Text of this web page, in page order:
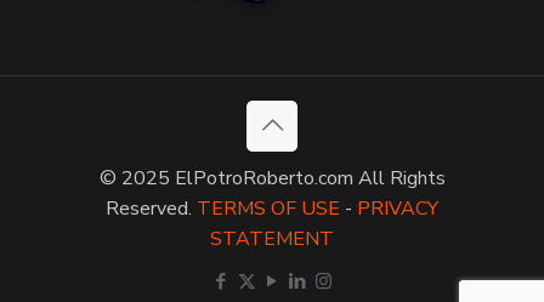
© 2025 ElPotroRoberto.com All Rights
Reserved. TERMS OF USE - PRIVACY
STATEMENT